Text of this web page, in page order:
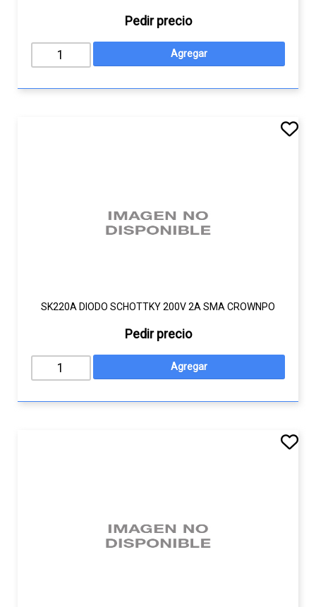
Pedir precio
SK220A DIODO SCHOTTKY 200V 2A SMA CROWNPO
Pedir precio